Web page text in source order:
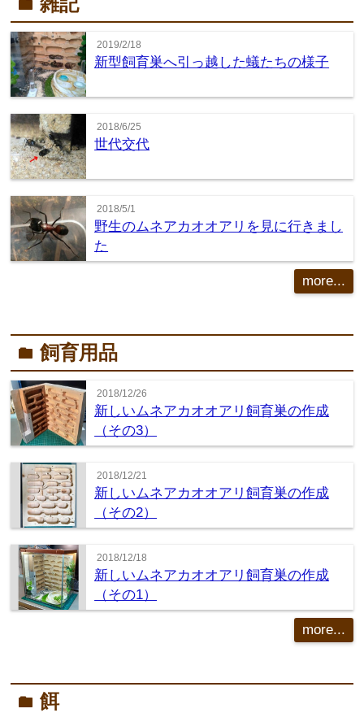
folder
2019/2/18
新型飼育巣へ引っ越した蟻たちの様子
2018/6/25
世代交代
2018/5/1
野生のムネアカオオアリを見に行きまし
た
more...
folder飼育用品
2018/12/26
新しいムネアカオオアリ飼育巣の作成
（その3）
2018/12/21
新しいムネアカオオアリ飼育巣の作成
（その2）
2018/12/18
新しいムネアカオオアリ飼育巣の作成
（その1）
more...
folder餌